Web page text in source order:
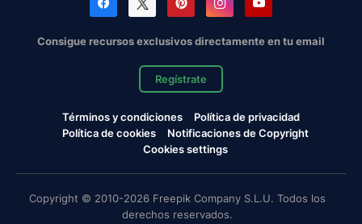
Consigue recursos exclusivos directamente en tu email
Regístrate
Términos y condiciones
Política de privacidad
Política de cookies
Notificaciones de Copyright
Cookies settings
Copyright © 2010-2026 Freepik Company S.L.U. Todos los
derechos reservados.